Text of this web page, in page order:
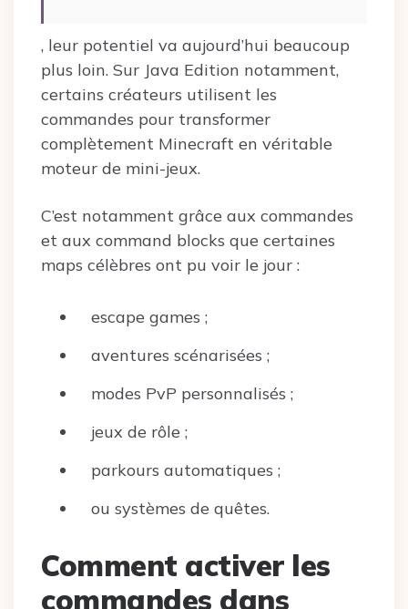
, leur potentiel va aujourd’hui beaucoup
plus loin. Sur Java Edition notamment,
certains créateurs utilisent les
commandes pour transformer
complètement Minecraft en véritable
moteur de mini-jeux.
C’est notamment grâce aux commandes
et aux command blocks que certaines
maps célèbres ont pu voir le jour :
escape games ;
aventures scénarisées ;
modes PvP personnalisés ;
jeux de rôle ;
parkours automatiques ;
ou systèmes de quêtes.
Comment activer les
commandes dans